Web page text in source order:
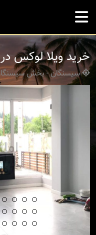
خرید ویلا لوکس
سیسنگان - بخش